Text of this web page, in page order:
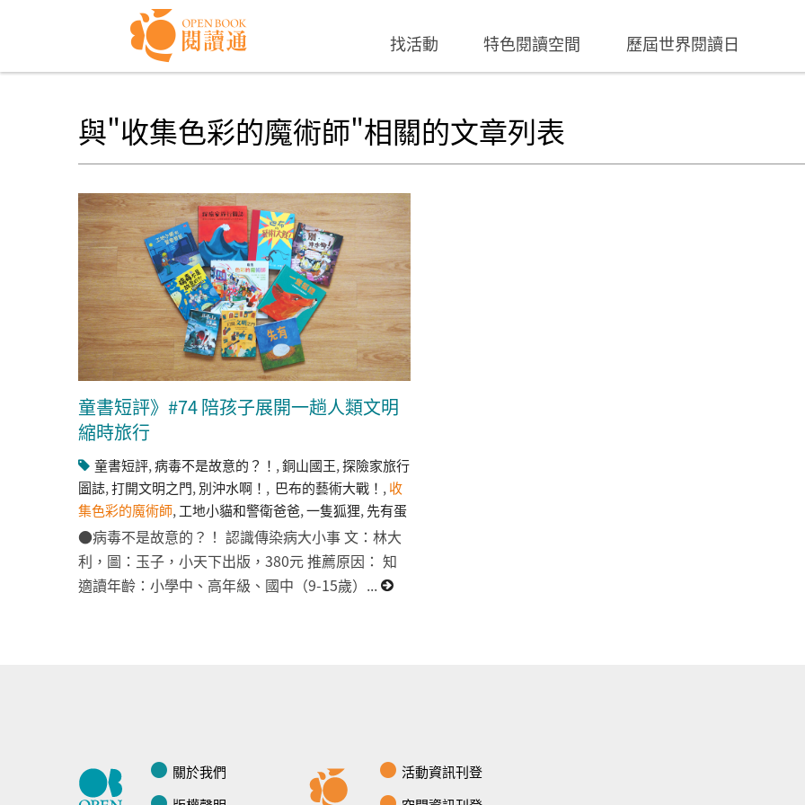
找活動 特色閱讀空間 歷屆世界閱讀日
與"收集色彩的魔術師"相關的文章列表
童書短評》#74 陪孩子展開一趟人類文明
縮時旅行
童書短評,病毒不是故意的？！ ,銅山國王,探險家旅行
圖誌,打開文明之門,別沖水啊！ , 巴布的藝術大戰！ ,收
集色彩的魔術師,工地小貓和警衛爸爸,一隻狐狸,先有蛋
●病毒不是故意的？！ 認識傳染病大小事 文：林大
利，圖：玉子，小天下出版，380元 推薦原因： 知
適讀年齡：小學中、高年級、國中（9-15歲）...
關於我們
活動資訊刊登